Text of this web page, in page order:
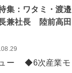
集：ワタミ・渡邉
兼社長 陸前高田
ー ◆6次産業モ